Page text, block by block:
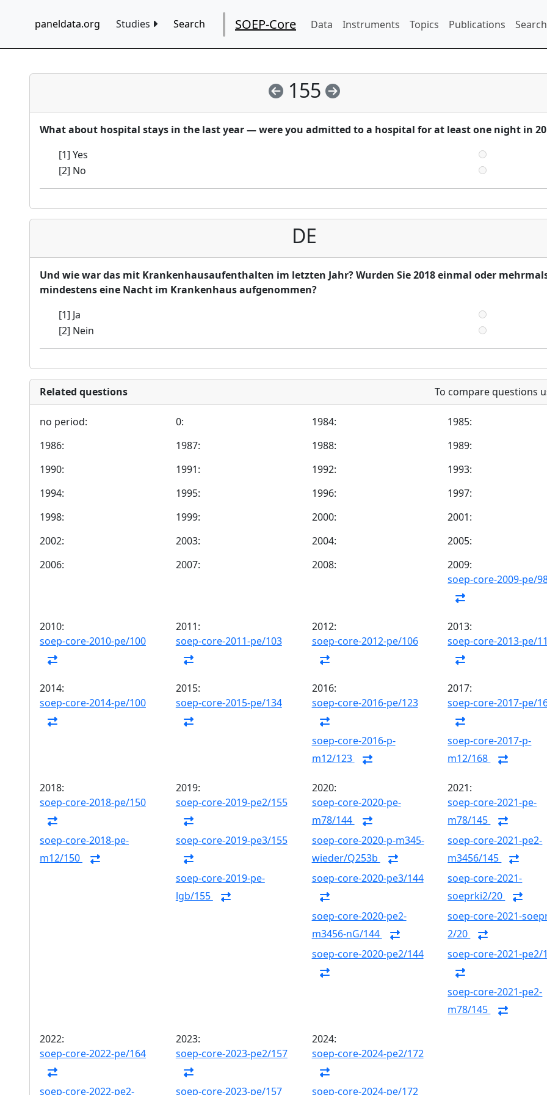
paneldata.org Studies Search SOEP-Core Data Instruments Topics Publications
155
What about hospital stays in the last year — were you admitted to a hospital for at least one night in
[1] Yes
[2] No
DE
Und wie war das mit Krankenhausaufenthalten im letzten Jahr? Wurden Sie 2018 einmal oder
mindestens eine Nacht im Krankenhaus aufgenommen?
[1] Ja
[2] Nein
Related questions To compare questions
no period: 0: 1984:
1985:
1986:
1987: 1988:
1989:
1990:
1991: 1992:
1993:
1994:
1995: 1996:
1997:
1998:
1999: 2000:
2001:
2002:
2003: 2004:
2005:
2006:
2007: 2008:
2009:
soep-core-2009-pe/
2010:
soep-core-2010-pe/100
2011:
soep-core-2011-pe/103
2012:
soep-core-2012-pe/106
2013:
soep-core-2013-pe/
2014:
soep-core-2014-pe/100
2015:
soep-core-2015-pe/134
2016:
soep-core-2016-pe/123
soep-core-2016-p-
m12/123
2017:
soep-core-2017-pe/
soep-core-2017-p-
m12/168
2018:
soep-core-2018-pe/150
soep-core-2018-pe-
m12/150
2019:
soep-core-2019-pe2/155
soep-core-2019-pe3/155
soep-core-2019-pe-
lgb/155
2020:
soep-core-2020-pe-
m78/144
soep-core-2020-p-m345-
wieder/Q253b
soep-core-2020-pe3/144
soep-core-2020-pe2-
m3456-nG/144
soep-core-2020-pe2/144
2021:
soep-core-2021-pe-
m78/145
soep-core-2021-pe2-
m3456/145
soep-core-2021-
soeprki2/20
soep-core-2021-
2/20
soep-core-2021-pe2/
soep-core-2021-pe2-
m78/145
2022:
soep-core-2022-pe/164
soep-core-2022-pe2-
2023:
soep-core-2023-pe2/157
soep-core-2023-pe/157
2024:
soep-core-2024-pe2/172
soep-core-2024-pe/172